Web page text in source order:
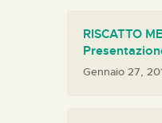
RISCATTO
Gennaio 27,